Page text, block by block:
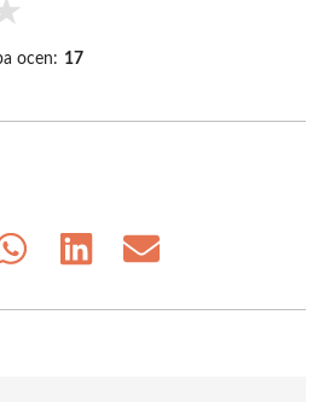
ocen: 17
Share
Share
Share